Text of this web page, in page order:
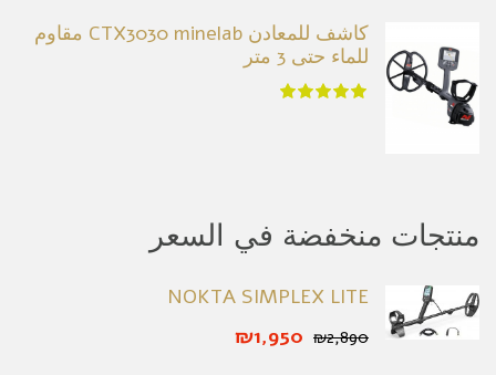
كاشف للمعادن CTX3030 minelab مقاوم
للماء حتى 3 متر
منتجات منخفضة في السعر
NOKTA SIMPLEX LITE
₪2,890
₪1,950